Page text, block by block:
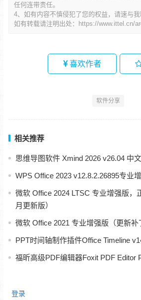
任何连带责任。
4、如有内容不慎侵犯了您的权益，请速与
如有转载请注明出处： https://www.ittel.cn/
喜欢作者
软件分享
相关推荐
思维导图软件 Xmind 2026 v26.04 中
WPS Office 2023 v12.8.2.26895专业
微软 Office 2024 LTSC 专业增强版，
月更新版）
微软 Office 2021 专业增强版（更新补
PPT时间轴制作插件Office Timeline
福昕高级PDF编辑器Foxit PDF Editor
登录